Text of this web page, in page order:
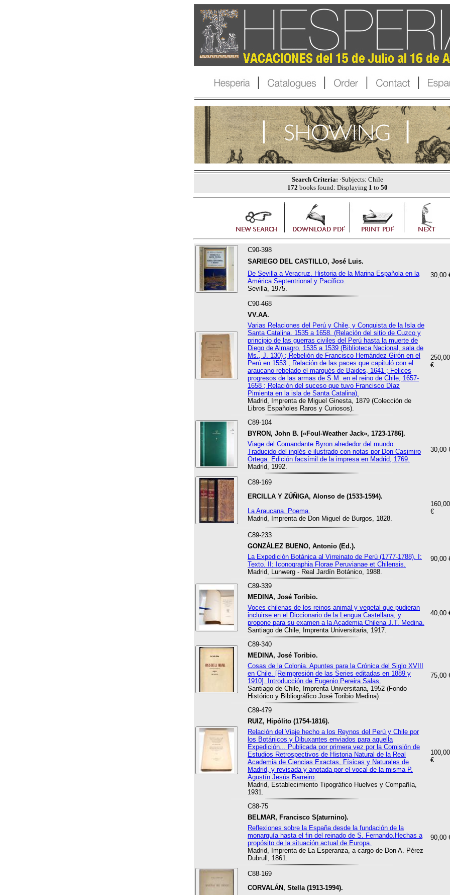
Search Criteria: ·Subjects: Chile
172 books found: Displaying 1 to 50
C90-398
SARIEGO DEL CASTILLO, José Luis.
30,00
De Sevilla a Veracruz. Historia de la Marina Española en la
América Septentrional y Pacífico.
Sevilla, 1975.
C90-468
VV.AA.
250,00
€
Varias Relaciones del Perú y Chile, y Conquista de la Isla de
Santa Catalina. 1535 a 1658. (Relación del sitio de Cuzco y
principio de las guerras civiles del Perú hasta la muerte de
Diego de Almagro, 1535 a 1539 (Biblioteca Nacional, sala de
Ms., J. 130) ; Rebelión de Francisco Hernández Girón en el
Perú en 1553 ; Relación de las paces que capituló con el
araucano rebelado el marqués de Baides, 1641 ; Felices
progresos de las armas de S.M. en el reino de Chile, 1657-
1658 ; Relación del suceso que tuvo Francisco Díaz
Pimienta en la isla de Santa Catalina).
Madrid, Imprenta de Miguel Ginesta, 1879 (Colección de
Libros Españoles Raros y Curiosos).
C89-104
BYRON, John B. [«Foul-Weather Jack», 1723-1786].
30,00
Viage del Comandante Byron alrededor del mundo.
Traducido del inglés e ilustrado con notas por Don Casimiro
Ortega. Edición facsímil de la impresa en Madrid, 1769.
Madrid, 1992.
C89-169
ERCILLA Y ZÚÑIGA, Alonso de (1533-1594).
160,00
€
La Araucana. Poema.
Madrid, Imprenta de Don Miguel de Burgos, 1828.
C89-233
GONZÁLEZ BUENO, Antonio (Ed.).
90,00
La Expedición Botánica al Virreinato de Perú (1777-1788). I:
Texto. II: Iconographia Florae Peruvianae et Chilensis.
Madrid, Lunwerg - Real Jardín Botánico, 1988.
C89-339
MEDINA, José Toribio.
40,00
Voces chilenas de los reinos animal y vegetal que pudieran
incluirse en el Diccionario de la Lengua Castellana, y
propone para su examen a la Academia Chilena J.T. Medina.
Santiago de Chile, Imprenta Universitaria, 1917.
C89-340
MEDINA, José Toribio.
75,00
Cosas de la Colonia. Apuntes para la Crónica del Siglo XVIII
en Chile. [Reimpresión de las Series editadas en 1889 y
1910]. Introducción de Eugenio Pereira Salas.
Santiago de Chile, Imprenta Universitaria, 1952 (Fondo
Histórico y Bibliográfico José Toribio Medina).
C89-479
RUIZ, Hipólito (1754-1816).
100,00
€
Relación del Viaje hecho a los Reynos del Perú y Chile por
los Botánicos y Dibuxantes enviados para aquella
Expedición... Publicada por primera vez por la Comisión de
Estudios Retrospectivos de Historia Natural de la Real
Academia de Ciencias Exactas, Físicas y Naturales de
Madrid, y revisada y anotada por el vocal de la misma P.
Agustín Jesús Barreiro.
Madrid, Establecimiento Tipográfico Huelves y Compañía,
1931.
C88-75
BELMAR, Francisco S(aturnino).
90,00
Reflexiones sobre la España desde la fundación de la
monarquía hasta el fin del reinado de S. Fernando.Hechas a
propósito de la situación actual de Europa.
Madrid, Imprenta de La Esperanza, a cargo de Don A. Pérez
Dubrull, 1861.
C88-169
CORVALÁN, Stella (1913-1994).